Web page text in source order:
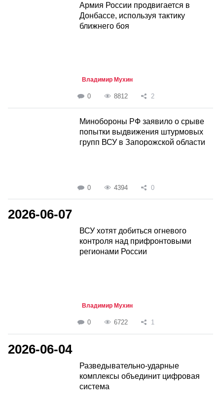
Армия России продвигается в
Донбассе, используя тактику
ближнего боя
Владимир Мухин
0 8812 2
Минобороны РФ заявило о срыве
попытки выдвижения штурмовых
групп ВСУ в Запорожской области
0 4394 0
2026-06-07
ВСУ хотят добиться огневого
контроля над прифронтовыми
регионами России
Владимир Мухин
0 6722 1
2026-06-04
Разведывательно-ударные
комплексы объединит цифровая
система